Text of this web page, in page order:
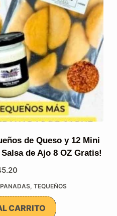
de Queso y 12 Mini
de Ajo 8 OZ Gratis!
, TEQUEÑOS
CARRITO